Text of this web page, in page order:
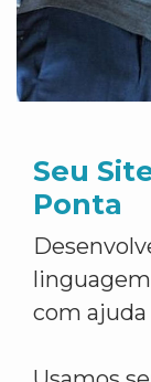
Seu
Ponta
com